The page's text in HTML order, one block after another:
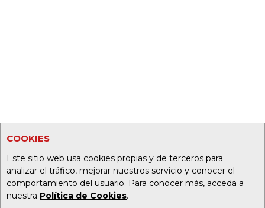
COOKIES
Este sitio web usa cookies propias y de terceros para
analizar el tráfico, mejorar nuestros servicio y conocer el
comportamiento del usuario. Para conocer más, acceda a
nuestra Política de Cookies.